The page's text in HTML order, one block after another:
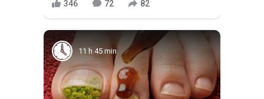
346 72 82
11 h 45 min